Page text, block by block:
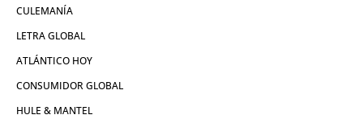
CULEMANÍA
LETRA GLOBAL
ATLÁNTICO HOY
CONSUMIDOR GLOBAL
HULE & MANTEL